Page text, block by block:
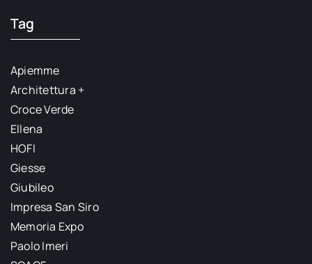
Tag
Apiemme
Architettura +
Croce Verde
Ellena
HOFI
Giesse
Giubileo
Impresa San Siro
Memoria Expo
Paolo Imeri